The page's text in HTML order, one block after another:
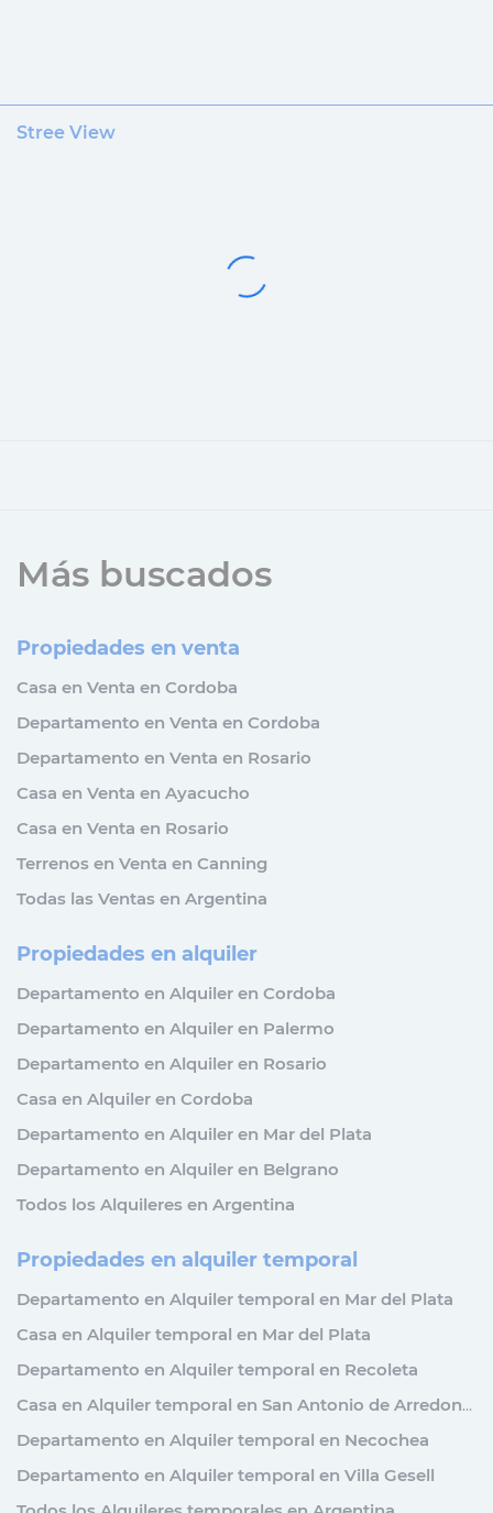
Stree View
Más buscados
Propiedades en venta
Casa en Venta en Cordoba
Departamento en Venta en Cordoba
Departamento en Venta en Rosario
Casa en Venta en Ayacucho
Casa en Venta en Rosario
Terrenos en Venta en Canning
Todas las Ventas en Argentina
Propiedades en alquiler
Departamento en Alquiler en Cordoba
Departamento en Alquiler en Palermo
Departamento en Alquiler en Rosario
Casa en Alquiler en Cordoba
Departamento en Alquiler en Mar del Plata
Departamento en Alquiler en Belgrano
Todos los Alquileres en Argentina
Propiedades en alquiler temporal
Departamento en Alquiler temporal en Mar del Plata
Casa en Alquiler temporal en Mar del Plata
Departamento en Alquiler temporal en Recoleta
Casa en Alquiler temporal en San Antonio de Arredondo
Departamento en Alquiler temporal en Necochea
Departamento en Alquiler temporal en Villa Gesell